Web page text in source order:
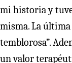
mi historia y
misma. La
temblorosa”.
un valor